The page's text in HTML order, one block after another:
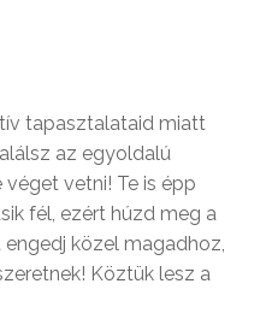
tapasztalataid miatt
az egyoldalú
vetni! Te is épp
fél, ezért húzd meg a
közel magadhoz,
Köztük lesz a